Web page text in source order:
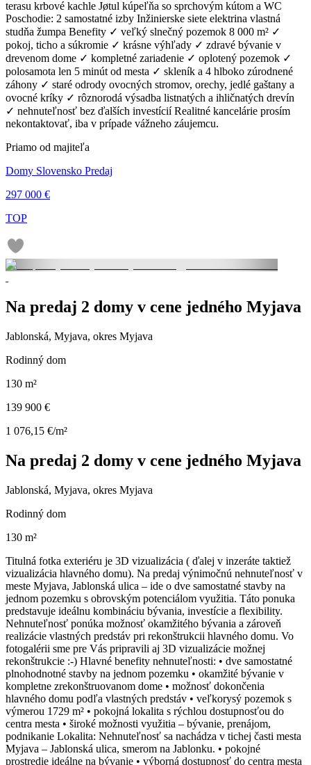
terasu krbové kachle Jøtul kúpeľňa so sprchovým kútom a WC
Poschodie: 2 samostatné izby Inžinierske siete elektrina vlastná
studňa žumpa Benefity ✓ veľký slnečný pozemok 8 000 m² ✓
pokoj, ticho a súkromie ✓ krásne výhľady ✓ zdravé bývanie v
drevenom dome ✓ kompletné zariadenie ✓ oplotený pozemok ✓
polosamota len 5 minút od mesta ✓ skleník a 4 hlboko zúrodnené
záhony ✓ staré odrody ovocných stromov, orechy, jedlé gaštany a
ovocné kríky ✓ rôznorodá výsadba listnatých a ihličnatých drevín
✓ nehnuteľnosť bez ďalších investícií Realitné kancelárie prosím
nekontaktovať, iba v prípade vážneho záujemcu.
Priamo od majiteľa
Domy Slovensko Predaj
297 000 €
TOP
Na predaj 2 domy v cene jedného Myjava
Jablonská, Myjava, okres Myjava
Rodinný dom
130 m²
139 900 €
1 076,15 €/m²
Na predaj 2 domy v cene jedného Myjava
Jablonská, Myjava, okres Myjava
Rodinný dom
130 m²
Titulná fotka exteriéru je 3D vizualizácia ( ďalej v inzeráte taktiež
vizualizácia hlavného domu). Na predaj výnimočnú nehnuteľnosť v
meste Myjava, Jablonská ulica – ide o dve samostatné stavby na
jednom pozemku s obrovským potenciálom využitia. Táto ponuka
predstavuje ideálnu kombináciu bývania, investície a flexibility.
Nehnuteľnosť ponúka možnosť okamžitého bývania a zároveň
realizácie vlastných predstáv pri rekonštrukcii hlavného domu. Vo
fotogalérii sme pre Vás pripravili aj 3D vizualizácie možnej
rekonštrukcie :-) Hlavné benefity nehnuteľnosti: • dve samostatné
plnohodnotné stavby na jednom pozemku • okamžité bývanie v
kompletne zrekonštruovanom dome • možnosť dokončenia
hlavného domu podľa vlastných predstáv • veľkorysý pozemok s
výmerou 1729 m² • pokojná lokalita s rýchlou dostupnosťou do
centra mesta • široké možnosti využitia – bývanie, prenájom,
podnikanie Lokalita: Nehnuteľnosť sa nachádza v tichej časti mesta
Myjava – Jablonská ulica, smerom na Jablonku. • pokojné
prostredie ideálne na bývanie • výborná dostupnosť do centra mesta